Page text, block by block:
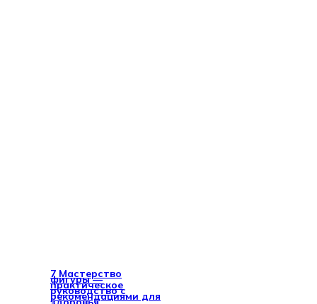
7 Мастерство
фигуры —
практическое
руководство с
рекомендациями для